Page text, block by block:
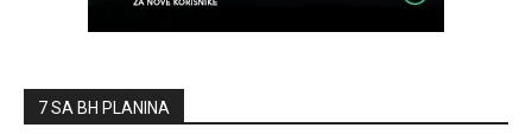
7 SA BH PLANINA